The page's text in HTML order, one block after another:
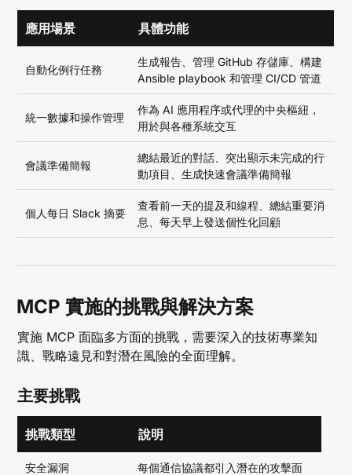
應用場景 具體功能
自動化例行任務
生成報告、管理 GitHub 存儲庫、構建
Ansible playbook 和管理 CI/CD 管道
統一數據和操作管理
作為 AI 應用程序或代理的中央樞紐，
用於與各種系統交互
會議準備簡報
總結最近的對話、突出顯示未完成的行
動項目、生成快速會議準備簡報
個人每日 Slack 摘要
查看前一天的提及和線程、總結重要消
息、每天早上發送個性化回顧
MCP 實施的挑戰與解決方案
實施 MCP 面臨多方面的挑戰，需要深入的技術專業知
識、戰略遠見和對潛在風險的全面理解。
主要挑戰
挑戰類型 說明
安全漏洞 每個通信協議都引入潛在的攻擊面